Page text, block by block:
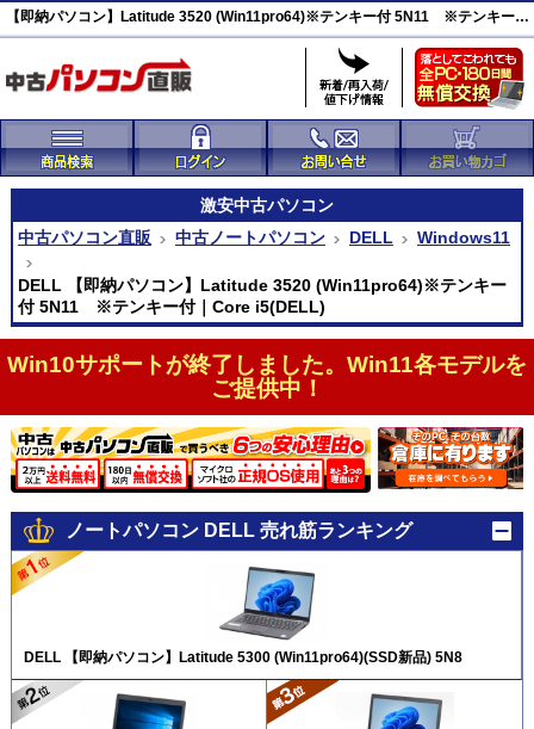
【即納パソコン】Latitude 3520 (Win11pro64)※テンキー付 5N11 ※テンキー付 DELL 激安(44696)
激安中古パソコン
中古パソコン直販
中古ノートパソコン DELL Windows11
DELL 【即納パソコン】Latitude 3520 (Win11pro64)※テンキー
付 5N11 ※テンキー付｜Core i5(DELL)
Win10サポートが終了しました。Win11各モデルを
ご提供中！
ノートパソコン DELL 売れ筋ランキング
DELL 【即納パソコン】Latitude 5300 (Win11pro64)(SSD新品) 5N8